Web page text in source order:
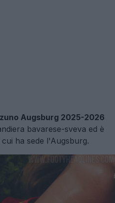
Augsburg 2025-2026
bavarese-sveva ed è
ha sede l'Augsburg.